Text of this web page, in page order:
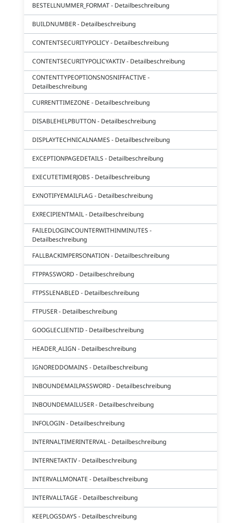
BESTELLNUMMER_FORMAT - Detailbeschreibung
BUILDNUMBER - Detailbeschreibung
CONTENTSECURITYPOLICY - Detailbeschreibung
CONTENTSECURITYPOLICYAKTIV - Detailbeschreibung
CONTENTTYPEOPTIONSNOSNIFFACTIVE -
Detailbeschreibung
CURRENTTIMEZONE - Detailbeschreibung
DISABLEHELPBUTTON - Detailbeschreibung
DISPLAYTECHNICALNAMES - Detailbeschreibung
EXCEPTIONPAGEDETAILS - Detailbeschreibung
EXECUTETIMERJOBS - Detailbeschreibung
EXNOTIFYEMAILFLAG - Detailbeschreibung
EXRECIPIENTMAIL - Detailbeschreibung
FAILEDLOGINCOUNTERWITHINMINUTES -
Detailbeschreibung
FALLBACKIMPERSONATION - Detailbeschreibung
FTPPASSWORD - Detailbeschreibung
FTPSSLENABLED - Detailbeschreibung
FTPUSER - Detailbeschreibung
GOOGLECLIENTID - Detailbeschreibung
HEADER_ALIGN - Detailbeschreibung
IGNOREDDOMAINS - Detailbeschreibung
INBOUNDEMAILPASSWORD - Detailbeschreibung
INBOUNDEMAILUSER - Detailbeschreibung
INFOLOGIN - Detailbeschreibung
INTERNALTIMERINTERVAL - Detailbeschreibung
INTERNETAKTIV - Detailbeschreibung
INTERVALLMONATE - Detailbeschreibung
INTERVALLTAGE - Detailbeschreibung
KEEPLOGSDAYS - Detailbeschreibung